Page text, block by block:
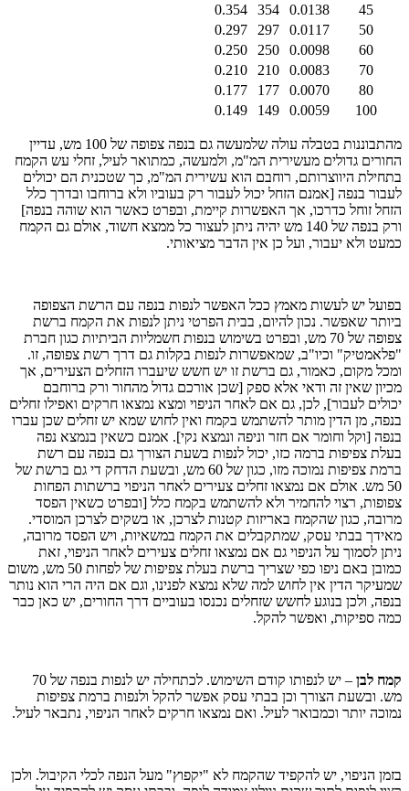
45
0.0138
354
0.354
50
0.0117
297
0.297
60
0.0098
250
0.250
70
0.0083
210
0.210
80
0.0070
177
0.177
100
0.0059
149
0.149
מהתבוננות בטבלה עולה שלמעשה גם בנפה צפופה של 100 מש, עדיין
החורים גדולים מעשירית המ"מ, ולמעשה, כמתואר לעיל, זחלי עש הקמח
בתחילת היווצרותם, רוחבם הוא עשירית המ"מ, כך שטכנית הם יכולים
לעבור בנפה [אמנם הזחל יכול לעבור רק בעוביו ולא ברוחבו ובדרך כלל
הזחל זוחל כדרכו, אך האפשרות קיימת, ובפרט כאשר הוא שוהה בנפה]
ורק בנפה של 140 מש יהיה ניתן לעצור כל ממצא חשוד, אולם גם הקמח
כמעט ולא יעבור, ועל כן אין הדבר מציאותי.
בפועל יש לעשות מאמץ ככל האפשר לנפות בנפה עם הרשת הצפופה
ביותר שאפשר. נכון להיום, בבית הפרטי ניתן לנפות את הקמח ברשת
צפופה של 70 מש, ובפרט בשימוש בנפות חשמליות הביתיות כגון חברת
"פלאמטיק" וכיו"ב, שמאפשרות לנפות בקלות גם דרך רשת צפופה, זו.
ומכל מקום, כאמור, גם ברשת זו יש חשש שיעברו הזחלים הצעירים, אך
מכיון שאין זה ודאי אלא ספק [שכן אורכם גדול מהחור ורק ברוחבם
יכולים לעבור], לכן, גם אם לאחר הניפוי ומצא נמצאו חרקים ואפילו זחלים
בנפה, מן הדין מותר להשתמש בקמח ואין לחוש שמא יש זחלים שכן עברו
בנפה [וקל וחומר אם חזר וניפה ונמצא נקי]. אמנם כשאין בנמצא נפה
בעלת צפיפות ברמה כזו, יכול לנפות בשעת הצורך גם בנפה עם רשת
ברמת צפיפות נמוכה מזו, כגון של 60 מש, ובשעת הדחק די גם ברשת של
50 מש. אולם אם נמצאו זחלים צעירים לאחר הניפוי ברשתות הפחות
צפופות, רצוי להחמיר ולא להשתמש בקמח כלל [ובפרט כשאין הפסד
מרובה, כגון שהקמח באריזות קטנות לצרכן, או בשקים לצרכן המוסדי.
מאידך בבתי עסק, שמתקבלים את הקמח במשאיות, ויש הפסד מרובה,
ניתן לסמוך על הניפוי גם אם נמצאו זחלים צעירים לאחר הניפוי, זאת
כמובן באם ניפו כפי שצריך ברשת בעלת צפיפות של לפחות 50 מש, משום
שמעיקר הדין אין לחוש למה שלא נמצא לפנינו, וגם אם היה הרי הוא נותר
בנפה, ולכן בנוגע לחשש שזחלים נכנסו בעוביים דרך החורים, יש כאן כבר
כמה ספיקות, ואפשר להקל.
קמח לבן
– יש לנפותו קודם השימוש. לכתחילה יש לנפות בנפה של 70
מש. ובשעת הצורך וכן בבתי עסק אפשר להקל ולנפות ברמת צפיפות
נמוכה יותר וכמבואר לעיל. ואם נמצאו חרקים לאחר הניפוי, נתבאר לעיל.
בזמן הניפוי, יש להקפיד שהקמח לא "יקפוץ" מעל הנפה לכלי הקיבול. ולכן